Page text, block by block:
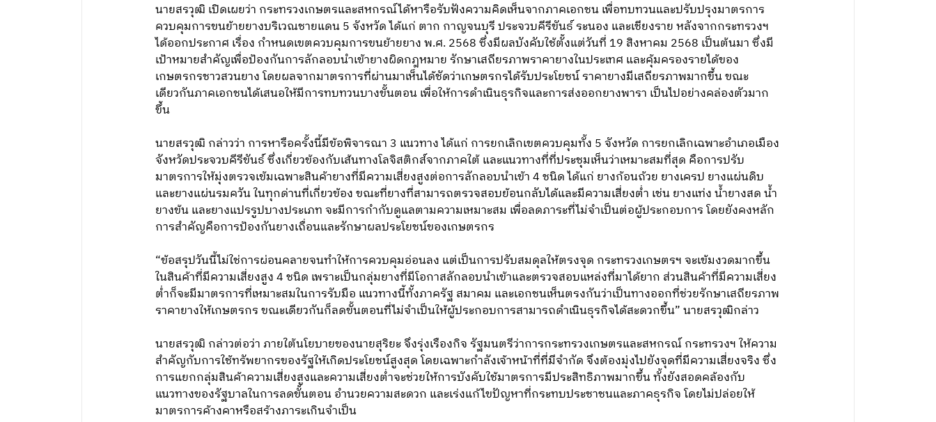
นายสรวุฒิ เปิดเผยว่า กระทรวงเกษตรและสหกรณ์ได้หารือรับฟังความคิดเห็นจากภาคเอกชน เพื่อทบทวนและปรับปรุงมาตรการ
ควบคุมการขนย้ายยางบริเวณชายแดน 5 จังหวัด ได้แก่ ตาก กาญจนบุรี ประจวบคีรีขันธ์ ระนอง และเชียงราย หลังจากกระทรวงฯ
ได้ออกประกาศ เรื่อง กำหนดเขตควบคุมการขนย้ายยาง พ.ศ. 2568 ซึ่งมีผลบังคับใช้ตั้งแต่วันที่ 19 สิงหาคม 2568 เป็นต้นมา ซึ่งมี
เป้าหมายสำคัญเพื่อป้องกันการลักลอบนำเข้ายางผิดกฎหมาย รักษาเสถียรภาพราคายางในประเทศ และคุ้มครองรายได้ของ
เกษตรกรชาวสวนยาง โดยผลจากมาตรการที่ผ่านมาเห็นได้ชัดว่าเกษตรกรได้รับประโยชน์ ราคายางมีเสถียรภาพมากขึ้น ขณะ
เดียวกันภาคเอกชนได้เสนอให้มีการทบทวนบางขั้นตอน เพื่อให้การดำเนินธุรกิจและการส่งออกยางพารา เป็นไปอย่างคล่องตัวมาก
ขึ้น
นายสรวุฒิ กล่าวว่า การหารือครั้งนี้มีข้อพิจารณา 3 แนวทาง ได้แก่ การยกเลิกเขตควบคุมทั้ง 5 จังหวัด การยกเลิกเฉพาะอำเภอเมือง
จังหวัดประจวบคีรีขันธ์ ซึ่งเกี่ยวข้องกับเส้นทางโลจิสติกส์จากภาคใต้ และแนวทางที่ที่ประชุมเห็นว่าเหมาะสมที่สุด คือการปรับ
มาตรการให้มุ่งตรวจเข้มเฉพาะสินค้ายางที่มีความเสี่ยงสูงต่อการลักลอบนำเข้า 4 ชนิด ได้แก่ ยางก้อนถ้วย ยางเครป ยางแผ่นดิบ
และยางแผ่นรมควัน ในทุกด่านที่เกี่ยวข้อง ขณะที่ยางที่สามารถตรวจสอบย้อนกลับได้และมีความเสี่ยงต่ำ เช่น ยางแท่ง น้ำยางสด น้ำ
ยางข้น และยางแปรรูปบางประเภท จะมีการกำกับดูแลตามความเหมาะสม เพื่อลดภาระที่ไม่จำเป็นต่อผู้ประกอบการ โดยยังคงหลัก
การสำคัญคือการป้องกันยางเถื่อนและรักษาผลประโยชน์ของเกษตรกร
“ข้อสรุปวันนี้ไม่ใช่การผ่อนคลายจนทำให้การควบคุมอ่อนลง แต่เป็นการปรับสมดุลให้ตรงจุด กระทรวงเกษตรฯ จะเข้มงวดมากขึ้น
ในสินค้าที่มีความเสี่ยงสูง 4 ชนิด เพราะเป็นกลุ่มยางที่มีโอกาสลักลอบนำเข้าและตรวจสอบแหล่งที่มาได้ยาก ส่วนสินค้าที่มีความเสี่ยง
ต่ำก็จะมีมาตรการที่เหมาะสมในการรับมือ แนวทางนี้ทั้งภาครัฐ สมาคม และเอกชนเห็นตรงกันว่าเป็นทางออกที่ช่วยรักษาเสถียรภาพ
ราคายางให้เกษตรกร ขณะเดียวกันก็ลดขั้นตอนที่ไม่จำเป็นให้ผู้ประกอบการสามารถดำเนินธุรกิจได้สะดวกขึ้น” นายสรวุฒิกล่าว
นายสรวุฒิ กล่าวต่อว่า ภายใต้นโยบายของนายสุริยะ จึงรุ่งเรืองกิจ รัฐมนตรีว่าการกระทรวงเกษตรและสหกรณ์ กระทรวงฯ ให้ความ
สำคัญกับการใช้ทรัพยากรของรัฐให้เกิดประโยชน์สูงสุด โดยเฉพาะกำลังเจ้าหน้าที่ที่มีจำกัด จึงต้องมุ่งไปยังจุดที่มีความเสี่ยงจริง ซึ่ง
การแยกกลุ่มสินค้าความเสี่ยงสูงและความเสี่ยงต่ำจะช่วยให้การบังคับใช้มาตรการมีประสิทธิภาพมากขึ้น ทั้งยังสอดคล้องกับ
แนวทางของรัฐบาลในการลดขั้นตอน อำนวยความสะดวก และเร่งแก้ไขปัญหาที่กระทบประชาชนและภาคธุรกิจ โดยไม่ปล่อยให้
มาตรการค้างคาหรือสร้างภาระเกินจำเป็น